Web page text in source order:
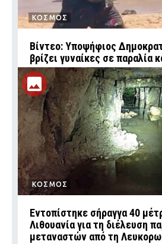
ΚΟΣΜΟΣ
Βίντεο: Υποψήφιος
βρίζει γυναίκες σε παραλία
ΚΟΣΜΟΣ
Εντοπίστηκε σήραγγα 40
Λιθουανία για τη διέλευση
μεταναστών από τη